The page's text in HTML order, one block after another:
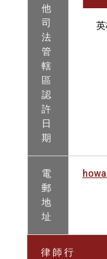
他
司
法
管
轄
區
認
許
日
期
電
郵
地
址
律 師 行